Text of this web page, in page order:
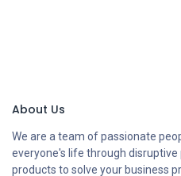
About Us
We are a team of passionate
everyone's life through disruptive
products to solve your business